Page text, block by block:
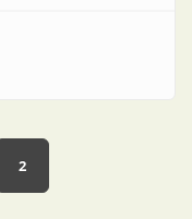
el tendido de líneas
2